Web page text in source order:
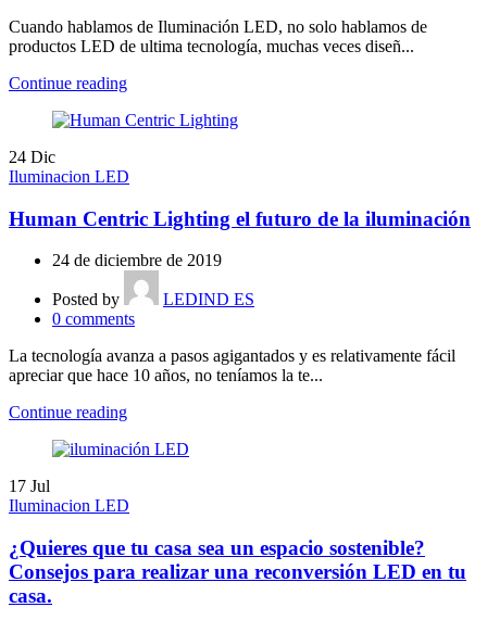
Cuando hablamos de Iluminación LED, no solo hablamos de
productos LED de ultima tecnología, muchas veces diseñ...
Continue reading
24 Dic
Iluminacion LED
Human Centric Lighting el futuro de la iluminación
24 de diciembre de 2019
Posted by
LEDIND ES
0 comments
La tecnología avanza a pasos agigantados y es relativamente fácil
apreciar que hace 10 años, no teníamos la te...
Continue reading
17 Jul
Iluminacion LED
¿Quieres que tu casa sea un espacio sostenible?
Consejos para realizar una reconversión LED en tu
casa.